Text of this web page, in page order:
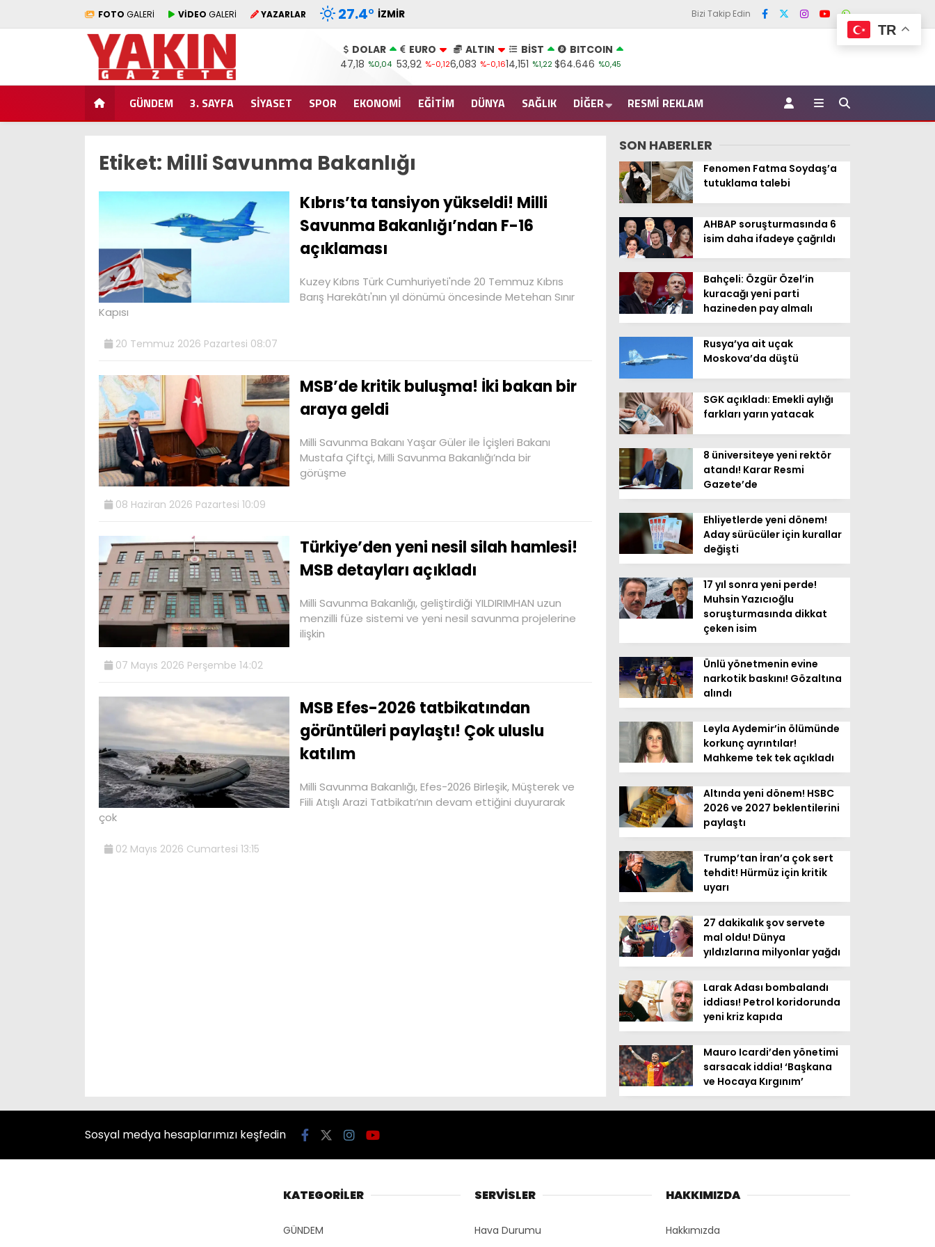
FOTO GALERİ VİDEO GALERİ YAZARLAR 27.4° İZMIR Bizi Takip Edin
DOLAR
47,18 %0,04
EURO
53,92 %-0,12
ALTIN
6,083 %-0,16
BİST
14,151 %1,22
BITCOIN
$64.646 %0,45
GÜNDEM 3. SAYFA SİYASET SPOR EKONOMİ EĞİTİM DÜNYA SAĞLIK DİĞER RESMI REKLAM
Etiket: Milli Savunma Bakanlığı
Kıbrıs’ta tansiyon yükseldi! Milli
Savunma Bakanlığı’ndan F-16
açıklaması
Kuzey Kıbrıs Türk Cumhuriyeti'nde 20 Temmuz Kıbrıs
Barış Harekâtı'nın yıl dönümü öncesinde Metehan Sınır
Kapısı
20 Temmuz 2026 Pazartesi 08:07
MSB’de kritik buluşma! İki bakan bir
araya geldi
Milli Savunma Bakanı Yaşar Güler ile İçişleri Bakanı
Mustafa Çiftçi, Milli Savunma Bakanlığı’nda bir
görüşme
08 Haziran 2026 Pazartesi 10:09
Türkiye’den yeni nesil silah hamlesi!
MSB detayları açıkladı
Milli Savunma Bakanlığı, geliştirdiği YILDIRIMHAN uzun
menzilli füze sistemi ve yeni nesil savunma projelerine
ilişkin
07 Mayıs 2026 Perşembe 14:02
MSB Efes-2026 tatbikatından
görüntüleri paylaştı! Çok uluslu
katılım
Milli Savunma Bakanlığı, Efes-2026 Birleşik, Müşterek ve
Fiili Atışlı Arazi Tatbikatı’nın devam ettiğini duyurarak
çok
02 Mayıs 2026 Cumartesi 13:15
SON HABERLER
Fenomen Fatma Soydaş’a
tutuklama talebi
AHBAP soruşturmasında 6
isim daha ifadeye çağrıldı
Bahçeli: Özgür Özel’in
kuracağı yeni parti
hazineden pay almalı
Rusya’ya ait uçak
Moskova’da düştü
SGK açıkladı: Emekli aylığı
farkları yarın yatacak
8 üniversiteye yeni rektör
atandı! Karar Resmi
Gazete’de
Ehliyetlerde yeni dönem!
Aday sürücüler için kurallar
değişti
17 yıl sonra yeni perde!
Muhsin Yazıcıoğlu
soruşturmasında dikkat
çeken isim
Ünlü yönetmenin evine
narkotik baskını! Gözaltına
alındı
Leyla Aydemir’in ölümünde
korkunç ayrıntılar!
Mahkeme tek tek açıkladı
Altında yeni dönem! HSBC
2026 ve 2027 beklentilerini
paylaştı
Trump’tan İran’a çok sert
tehdit! Hürmüz için kritik
uyarı
27 dakikalık şov servete
mal oldu! Dünya
yıldızlarına milyonlar yağdı
Larak Adası bombalandı
iddiası! Petrol koridorunda
yeni kriz kapıda
Mauro Icardi’den yönetimi
sarsacak iddia! ‘Başkana
ve Hocaya Kırgınım’
Sosyal medya hesaplarımızı keşfedin
KATEGORİLER
GÜNDEM
SERVİSLER
Hava Durumu
HAKKIMIZDA
Hakkımızda
TR